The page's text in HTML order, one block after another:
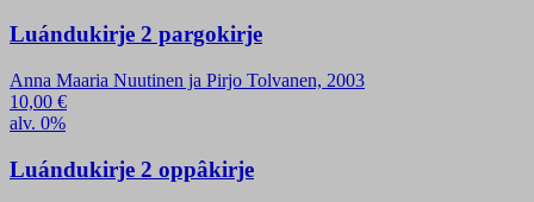
Luándukirje 2 pargokirje
Anna Maaria Nuutinen ja Pirjo Tolvanen, 2003
10,00 €
alv. 0%
Luándukirje 2 oppâkirje